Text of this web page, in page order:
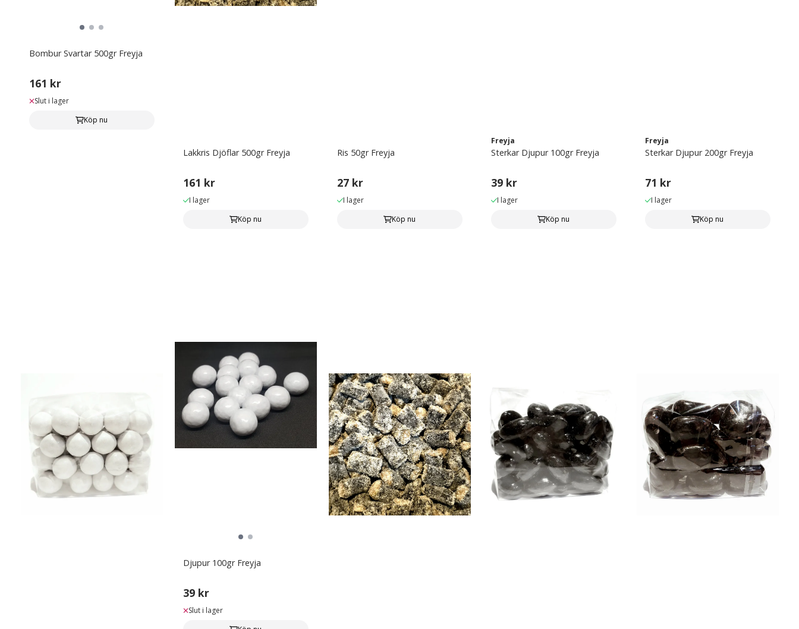
Bombur Svartar 500gr Freyja
161 kr
Slut i lager
Köp nu
Lakkris Djöflar 500gr Freyja
161 kr
I lager
Köp nu
Ris 50gr Freyja
27 kr
I lager
Köp nu
Freyja
Sterkar Djupur 100gr Freyja
39 kr
I lager
Köp nu
Freyja
Sterkar Djupur 200gr Freyja
71 kr
I lager
Köp nu
Djupur 100gr Freyja
39 kr
Slut i lager